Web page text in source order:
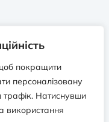
покращити
персоналізовану
трафік. Натиснувши
використання